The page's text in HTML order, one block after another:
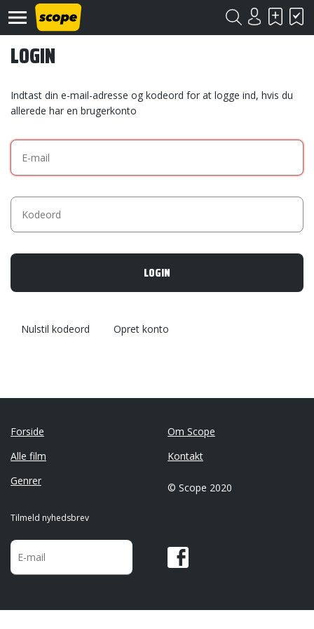
Kontakt
©
2020
LOGIN
Indtast din e-mail-adresse og kodeord for at logge ind, hvis du
allerede har en brugerkonto
Nulstil kodeord Opret konto
Forside
Alle film
Genrer
Om Scope
Kontakt
© Scope 2020
Tilmeld nyhedsbrev